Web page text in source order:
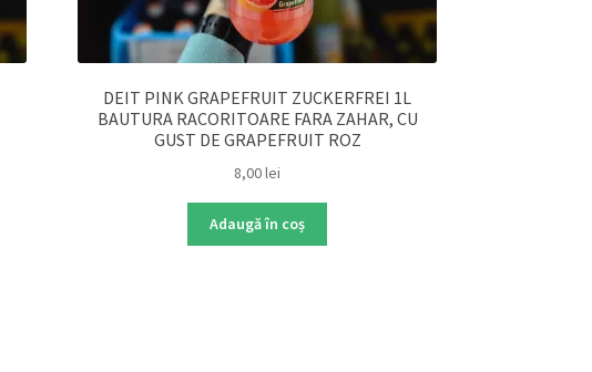
DEIT PINK GRAPEFRUIT ZUCKERFREI 1L
BAUTURA RACORITOARE FARA ZAHAR, CU
GUST DE GRAPEFRUIT ROZ
8,00lei
Adaugă în coș